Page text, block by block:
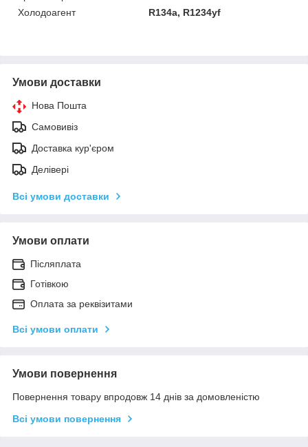
Холодоагент
R134a, R1234yf
Умови доставки
Нова Пошта
Самовивіз
Доставка кур'єром
Делівері
Всі умови доставки
Умови оплати
Післяплата
Готівкою
Оплата за реквізитами
Всі умови оплати
Умови повернення
Повернення товару впродовж 14 днів за домовленістю
Всі умови повернення